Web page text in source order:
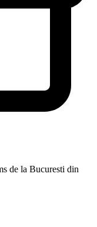
de la Bucuresti din